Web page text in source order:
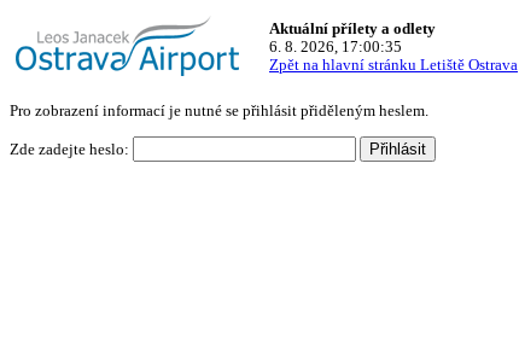
Aktuální přílety a odlety
6. 8. 2026, 17:00:35
Zpět na hlavní stránku Letiště Ostrava
Pro zobrazení informací je nutné se přihlásit přiděleným heslem.
Zde zadejte heslo: